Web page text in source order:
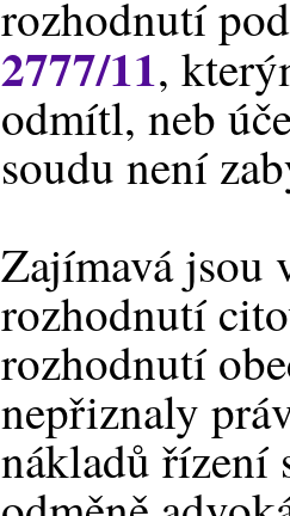
rozhodnutí
2777/11,
odmítl, neb
soudu není
Zajímavá jsou
rozhodnutí
rozhodnutí
nepřiznaly
nákladů řízení